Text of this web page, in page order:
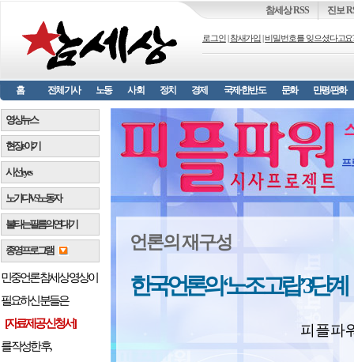
진보
참세상 RSS
로그인 참새가입 비밀번호를 잊으셨다고요
홈 전체기사 노동 사회 정치 경제 국제·한반도 문화 만평/판화
언론의 재구성
한국 언론의 ‘노조 고립’ 3단계
피플파
프
영상뉴스
현장 e 야기
시선 e y e s
노가다 VS 노동자
불타는 필름의 연대기
종영프로그램
민중언론 참세상 영상이
필요하신 분들은
[자료제공 신청서]
를 작성한 후,